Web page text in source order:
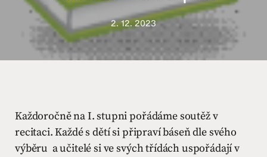
2. 12. 2023
Každoročně na I. stupni pořádáme soutěž v
recitaci. Každé s dětí si připraví báseň dle svého
výběru a učitelé si ve svých třídách uspořádají v